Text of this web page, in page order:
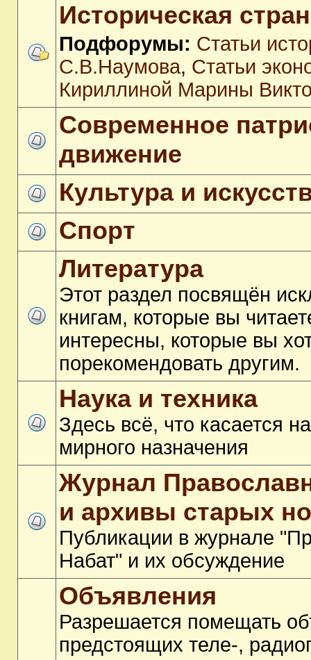
Историческая
Подфорумы: Статьи
С.В.Наумова, Статьи
Кириллиной Марины
Современное
движение
Культура и
Спорт
Литература
Этот раздел посвящён
книгам, которые вы
интересны, которые вы
порекомендовать другим.
Наука и техника
Здесь всё, что касается
мирного назначения
Журнал
и архивы старых
Публикации в журнале
Набат" и их обсуждение
Объявления
Разрешается помещать
предстоящих теле-,